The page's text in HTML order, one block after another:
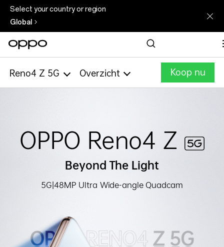
Select your country or region
Global
Reno4 Z 5G Overzicht Koop nu
OPPO Reno4 Z
Beyond The Light
5G|48MP Ultra Wide-angle Quadcam